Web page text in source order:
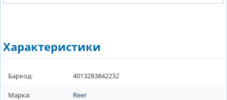
Характеристики
Баркод: 4013283842232
Марка: Reer